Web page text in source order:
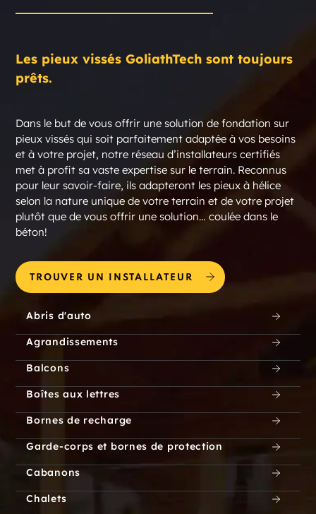
Les pieux vissés GoliathTech sont toujours
prêts.
Dans le but de vous offrir une solution de fondation sur
pieux vissés qui soit parfaitement adaptée à vos besoins
et à votre projet, notre réseau d’installateurs certifiés
met à profit sa vaste expertise sur le terrain. Reconnus
pour leur savoir-faire, ils adapteront les pieux à hélice
selon la nature unique de votre terrain et de votre projet
plutôt que de vous offrir une solution… coulée dans le
béton!
TROUVER UN INSTALLATEUR
Abris d'auto
Agrandissements
Balcons
Boîtes aux lettres
Bornes de recharge
Garde-corps et bornes de protection
Cabanons
Chalets